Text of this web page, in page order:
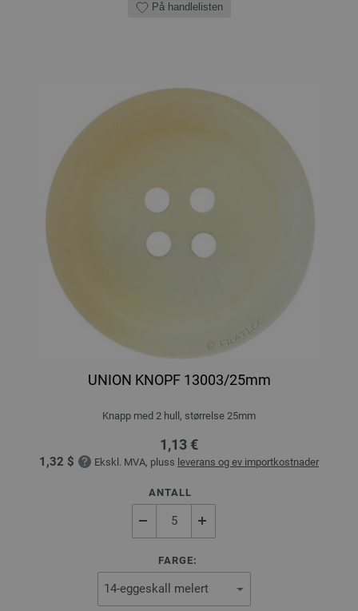
På handlelisten
UNION KNOPF 13003/25mm
Knapp med 2 hull, størrelse 25mm
1,13 €
1,32 $ Ekskl. MVA, pluss leverans og ev importkostnader
ANTALL
FARGE: